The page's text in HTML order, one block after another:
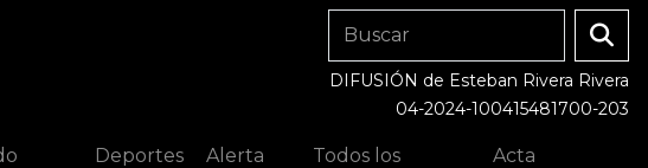
DIFUSIÓN de Esteban Rivera Rivera
04-2024-100415481700-203
Deportes
Alerta
Todos los
Acta